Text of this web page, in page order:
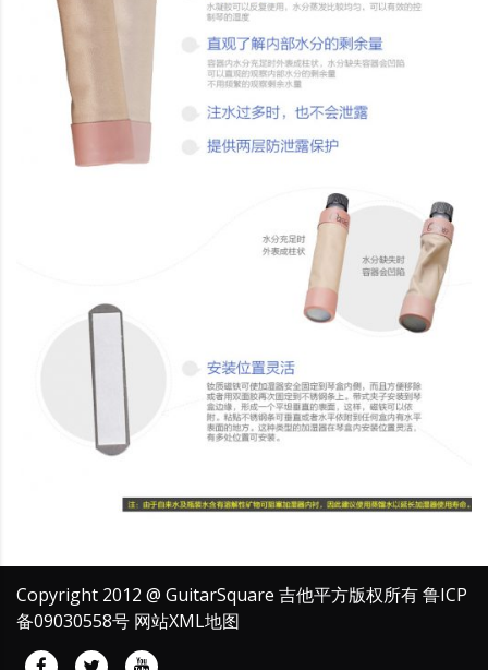
Copyright 2012 @ GuitarSquare 吉他平方版权所有鲁ICP
备09030558号 网站XML地图